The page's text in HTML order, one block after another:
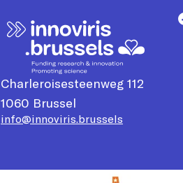
Charleroisesteenweg 112
1060 Brussel
info@innoviris.brussels